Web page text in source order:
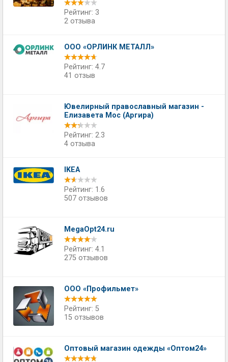
Рейтинг: 3
2 отзыва
ООО «ОРЛИНК МЕТАЛЛ»
Рейтинг: 4.7
41 отзыв
Ювелирный православный магазин -
Елизавета Мос (Аргира)
Рейтинг: 2.3
4 отзыва
IKEA
Рейтинг: 1.6
507 отзывов
MegaOpt24.ru
Рейтинг: 4.1
275 отзывов
ООО «Профильмет»
Рейтинг: 5
15 отзывов
Оптовый магазин одежды «Оптом24»